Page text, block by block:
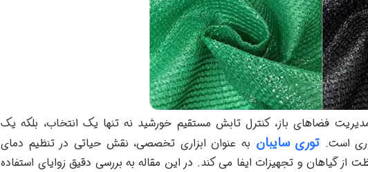
فضاهای باز، کنترل تابش مستقیم خورشید نه تنها یک انتخاب، بلکه یک
است. توری سایبان به عنوان ابزاری تخصصی، نقش حیاتی در تنظیم دمای
گیاهان و تجهیزات ایفا می کند. در این مقاله به بررسی دقیق زوایای استفاده